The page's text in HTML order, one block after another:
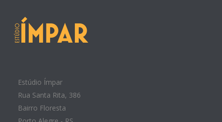
Estúdio Ímpar
Rua Santa Rita, 386
Bairro Floresta